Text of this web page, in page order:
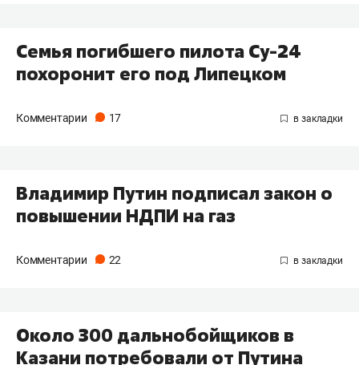
Семья погибшего пилота Су-24
похоронит его под Липецком
Комментарии 17
Владимир Путин подписал закон о
повышении НДПИ на газ
Комментарии 22
Около 300 дальнобойщиков в
Казани потребовали от Путина